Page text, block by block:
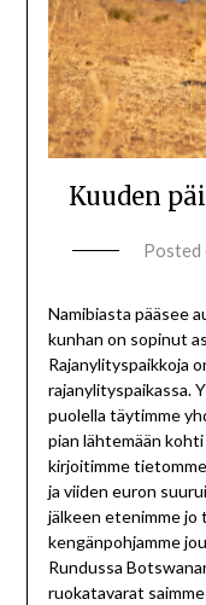
Kuuden
Posted
Namibiasta pääsee
kunhan on sopinut
Rajanylityspaikkoja
rajanylityspaikassa.
puolella täytimme
pian lähtemään
kirjoitimme
ja viiden euron
jälkeen etenimme jo
kengänpohjamme
Rundussa
ruokatavarat